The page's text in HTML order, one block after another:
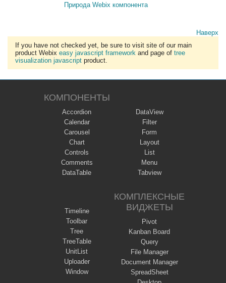
Природа Webix компонента
Наверх
If you have not checked yet, be sure to visit site of our main
product Webix easy javascript framework and page of tree
visualization javascript product.
КОМПОНЕНТЫ
Accordion
Calendar
Carousel
Chart
Controls
Comments
DataTable
DataView
Filter
Form
Layout
List
Menu
Tabview
Timeline
Toolbar
Tree
TreeTable
UnitList
Uploader
Window
КОМПЛЕКСНЫЕ
ВИДЖЕТЫ
Pivot
Kanban Board
Query
File Manager
Document Manager
SpreadSheet